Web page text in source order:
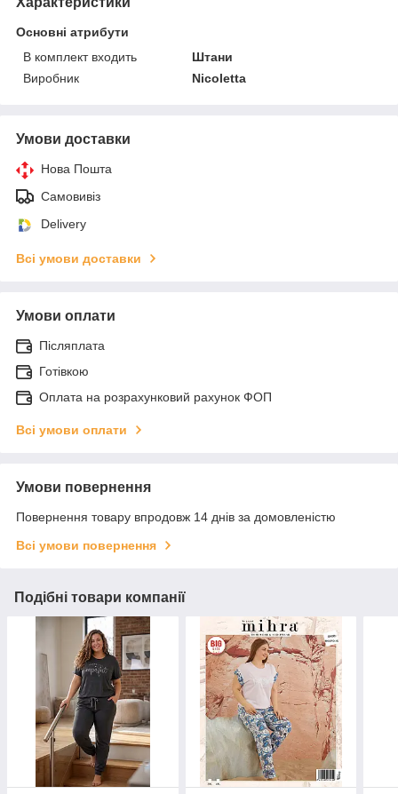
Основні атрибути
В комплект входить
Штани
Виробник
Nicoletta
Умови доставки
Нова Пошта
Самовивіз
Delivery
Всі умови доставки
Умови оплати
Післяплата
Готівкою
Оплата на розрахунковий рахунок ФОП
Всі умови оплати
Умови повернення
Повернення товару впродовж 14 днів за домовленістю
Всі умови повернення
Подібні товари компанії